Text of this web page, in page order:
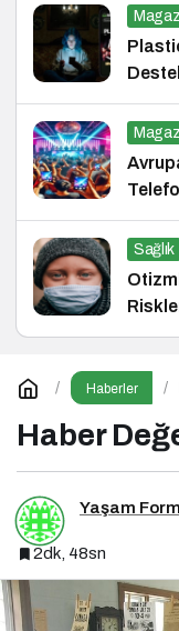
Sağlık
Haberler
Haber
Yaşam
2dk, 48sn